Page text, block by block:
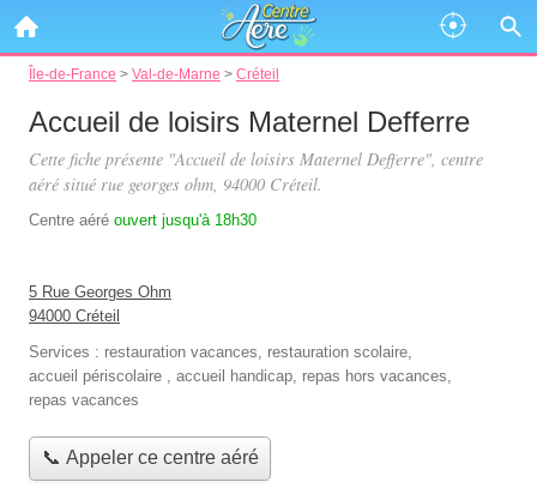
Île-de-France > Val-de-Marne > Créteil
Accueil de loisirs Maternel Defferre
Cette fiche présente "Accueil de loisirs Maternel Defferre", centre
aéré situé rue georges ohm, 94000 Créteil.
Centre aéré ouvert jusqu'à 18h30
5 Rue Georges Ohm
94000 Créteil
Services : restauration vacances, restauration scolaire,
accueil périscolaire , accueil handicap, repas hors vacances,
repas vacances
📞 Appeler ce centre aéré